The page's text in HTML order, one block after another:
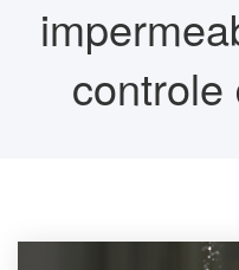
controle